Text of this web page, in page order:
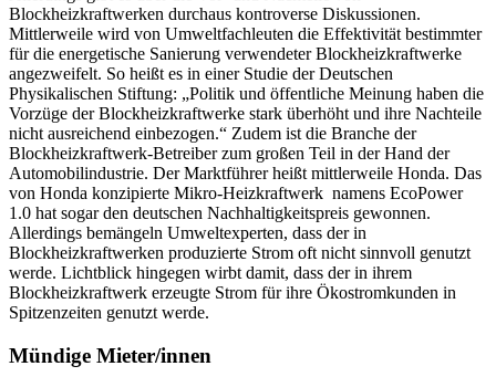
Blockheizkraftwerken durchaus kontroverse Diskussionen.
Mittlerweile wird von Umweltfachleuten die Effektivität bestimmter
für die energetische Sanierung verwendeter Blockheizkraftwerke
angezweifelt. So heißt es in einer Studie der Deutschen
Physikalischen Stiftung: „Politik und öffentliche Meinung haben die
Vorzüge der Blockheizkraftwerke stark überhöht und ihre Nachteile
nicht ausreichend einbezogen.“ Zudem ist die Branche der
Blockheizkraftwerk-Betreiber zum großen Teil in der Hand der
Automobilindustrie. Der Marktführer heißt mittlerweile Honda. Das
von Honda konzipierte Mikro-Heizkraftwerk namens EcoPower
1.0 hat sogar den deutschen Nachhaltigkeitspreis gewonnen.
Allerdings bemängeln Umweltexperten, dass der in
Blockheizkraftwerken produzierte Strom oft nicht sinnvoll genutzt
werde. Lichtblick hingegen wirbt damit, dass der in ihrem
Blockheizkraftwerk erzeugte Strom für ihre Ökostromkunden in
Spitzenzeiten genutzt werde.
Mündige Mieter/innen